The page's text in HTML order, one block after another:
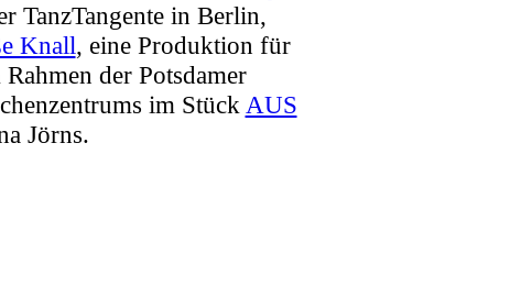
TanzTangente in Berlin,
Knall, eine Produktion für
der Potsdamer
im StückAUS
Jörns.